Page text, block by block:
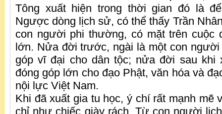
Tông xuất hiện trong thời gian đó là
Ngược dòng lịch sử, có thể thấy Trần
con người phi thường, có mặt trên cuộc
lớn. Nửa đời trước, ngài là một con
góp vĩ đại cho dân tộc; nửa đời sau khi
đóng góp lớn cho đạo Phật, văn hóa và
nội lực Việt Nam.
Khi đã xuất gia tu học, ý chí rất mạnh mẽ
chỉ như chiếc giày rách. Từ con người